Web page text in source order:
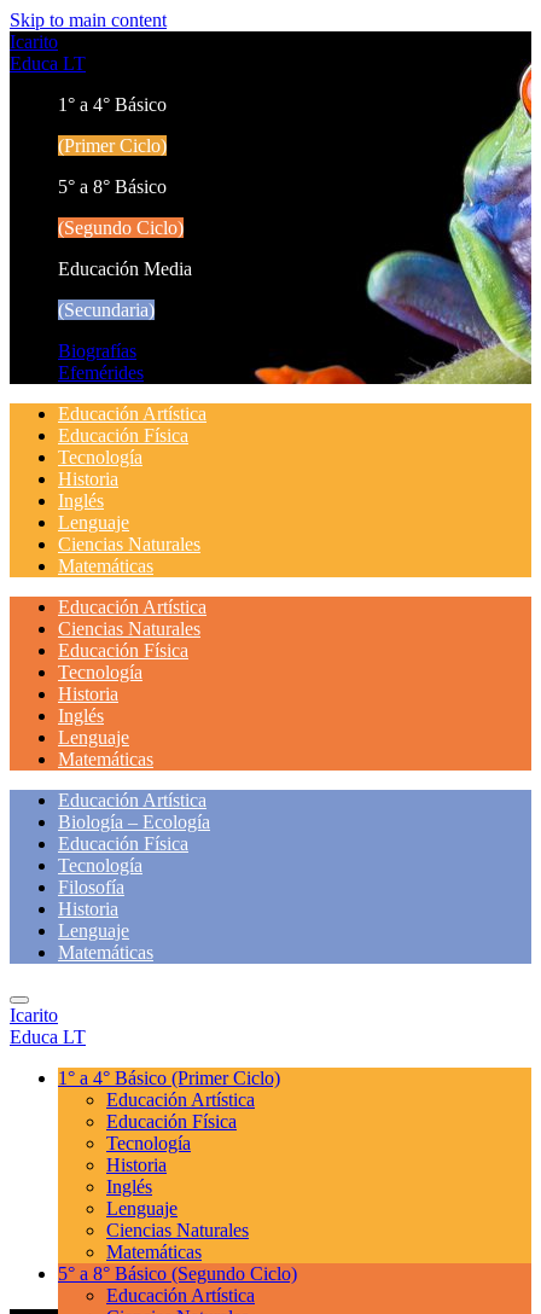
Skip to main content
Icarito
Educa LT
1° a 4° Básico
(Primer Ciclo)
5° a 8° Básico
(Segundo Ciclo)
Educación Media
(Secundaria)
Biografías
Efemérides
Educación Artística
Educación Física
Tecnología
Historia
Inglés
Lenguaje
Ciencias Naturales
Matemáticas
Educación Artística
Ciencias Naturales
Educación Física
Tecnología
Historia
Inglés
Lenguaje
Matemáticas
Educación Artística
Biología – Ecología
Educación Física
Tecnología
Filosofía
Historia
Lenguaje
Matemáticas
Icarito
Educa LT
1° a 4° Básico (Primer Ciclo)
Educación Artística
Educación Física
Tecnología
Historia
Inglés
Lenguaje
Ciencias Naturales
Matemáticas
5° a 8° Básico (Segundo Ciclo)
Educación Artística